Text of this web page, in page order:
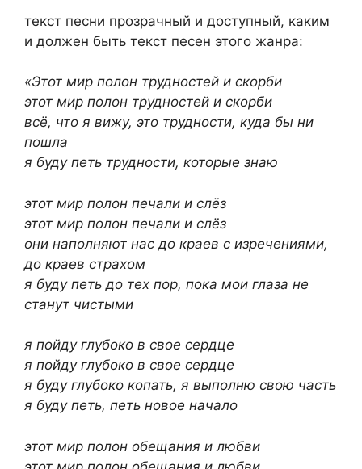
текст песни прозрачный и доступный, каким
и должен быть текст песен этого жанра:
«Этот мир полон трудностей и скорби
этот мир полон трудностей и скорби
всё, что я вижу, это трудности, куда бы ни
пошла
я буду петь трудности, которые знаю
этот мир полон печали и слёз
этот мир полон печали и слёз
они наполняют нас до краев с изречениями,
до краев страхом
я буду петь до тех пор, пока мои глаза не
станут чистыми
я пойду глубоко в свое сердце
я пойду глубоко в свое сердце
я буду глубоко копать, я выполню свою часть
я буду петь, петь новое начало
этот мир полон обещания и любви